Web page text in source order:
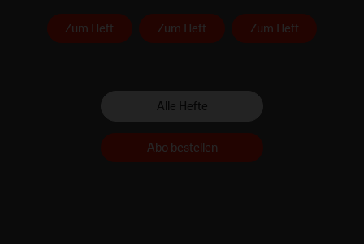
Zum Heft Zum Heft Zum Heft
Alle Hefte
Abo bestellen